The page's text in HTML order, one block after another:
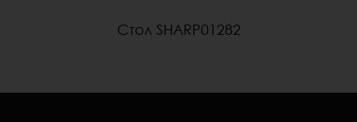
Стол SHARP01282